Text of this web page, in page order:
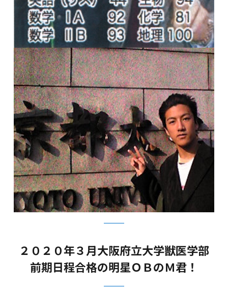
２０２０年３月大阪府立大学獣医学部
前期日程合格の明星ＯＢのＭ君！